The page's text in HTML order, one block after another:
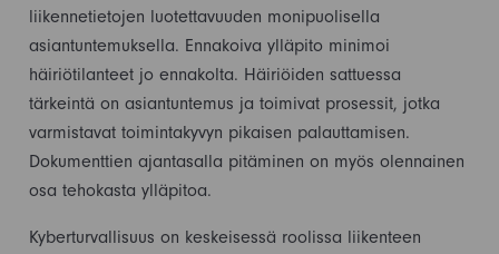
liikennetietojen luotettavuuden monipuolisella
asiantuntemuksella. Ennakoiva ylläpito minimoi
häiriötilanteet jo ennakolta. Häiriöiden sattuessa
tärkeintä on asiantuntemus ja toimivat prosessit, jotka
varmistavat toimintakyvyn pikaisen palauttamisen.
Dokumenttien ajantasalla pitäminen on myös olennainen
osa tehokasta ylläpitoa.
Kyberturvallisuus on keskeisessä roolissa liikenteen